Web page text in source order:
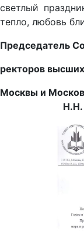
светлый
тепло, любовь
Председатель
ректоров
Москвы и
Н.Н.